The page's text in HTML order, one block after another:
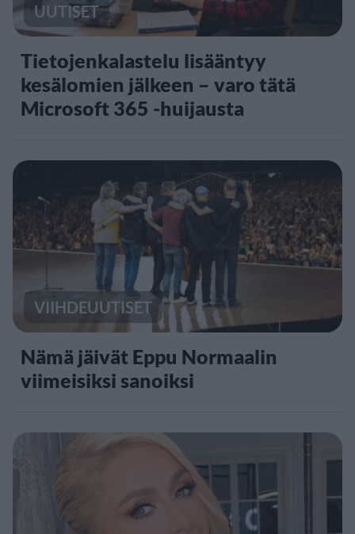
UUTISET
Tietojenkalastelu lisääntyy
kesälomien jälkeen – varo tätä
Microsoft 365 -huijausta
VIIHDEUUTISET
Nämä jäivät Eppu Normaalin
viimeisiksi sanoiksi